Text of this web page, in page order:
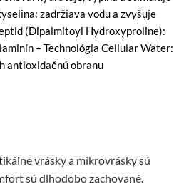
zadržiava vodu a zvyšuje
(Dipalmitoyl Hydroxyproline):
– Technológia Cellular Water:
antioxidačnú obranu
vrásky a mikrovrásky sú
sú dlhodobo zachované.